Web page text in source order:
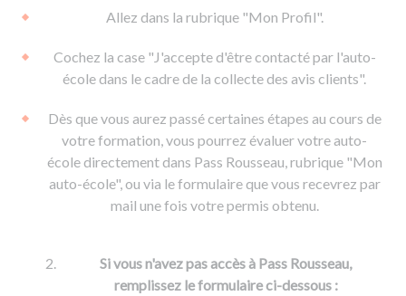
Permis remorque
Permis & handicap
d'apprentissage
De la conduite en voiture
De la conduite à moto
Voir tous les supports
Formations pro.
Permis poids lourd
Formation FCO
Formation CACES
Devenir enseignant de la conduite
Ressources
Allez dans la rubrique "Mon Profil".
Cochez la case "J'accepte d'être contacté par l'auto-
école dans le cadre de la collecte des avis clients".
Dès que vous aurez passé certaines étapes au cours de
votre formation, vous pourrez évaluer votre auto-
école directement dans Pass Rousseau, rubrique "Mon
auto-école", ou via le formulaire que vous recevrez par
mail une fois votre permis obtenu.
Si vous n'avez pas accès à Pass Rousseau,
remplissez le formulaire ci-dessous :